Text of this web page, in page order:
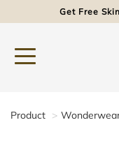
Get Free
Product